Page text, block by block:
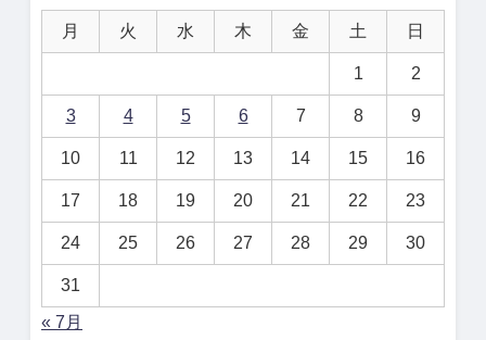
月 火 水 木 金 土 日
1 2
3 4 5 6 7 8 9
10 11 12 13 14 15 16
17 18 19 20 21 22 23
24 25 26 27 28 29 30
31
« 7月